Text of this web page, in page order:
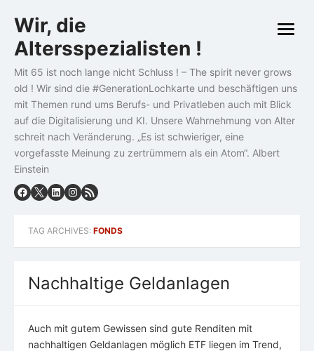
to
content
Wir, die
Altersspezialisten !
Mit 65 ist noch lange nicht Schluss ! – The spirit never grows
old ! Wir sind die #GenerationLochkarte und beschäftigen uns
mit Themen rund ums Berufs- und Privatleben auch mit Blick
auf die Digitalisierung und KI. Unsere Wahrnehmung von Alter
schreit nach Veränderung. „Es ist schwieriger, eine
vorgefasste Meinung zu zertrümmern als ein Atom“. Albert
Einstein
open
TAG ARCHIVES: FONDS
Nachhaltige Geldanlagen
Auch mit gutem Gewissen sind gute Renditen mit
nachhaltigen Geldanlagen möglich ETF liegen im Trend,